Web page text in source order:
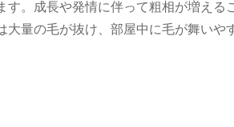
す。成長や発情に伴って粗相が増え
量の毛が抜け、部屋中に毛が舞いや